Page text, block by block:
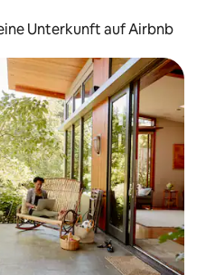
Unterkunft auf Airbnb